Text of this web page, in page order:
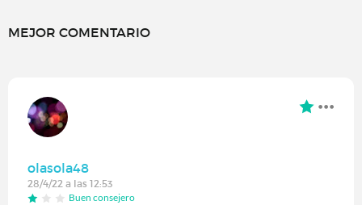
MEJOR COMENTARIO
olasola48
28/4/22 a las 12:53
Buen consejero